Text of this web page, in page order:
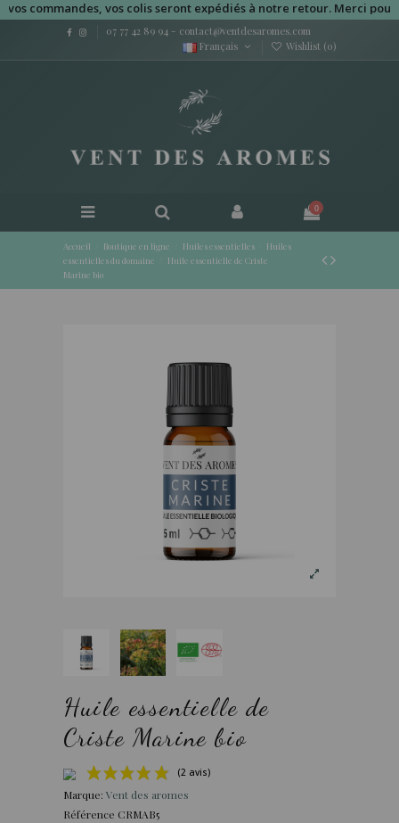
commandes, vos colis seront expédiés à notre retour. Merci pour
07 77 42 89 94 - contact@ventdesaromes.com
Français
Wishlist (0)
0
Accueil Boutique en ligne Huiles essentielles
Huiles
essentielles du domaine
Huile essentielle de Criste
Marine bio
Huile essentielle de
Criste Marine bio
Marque: Vent des aromes
Référence CRMAB5